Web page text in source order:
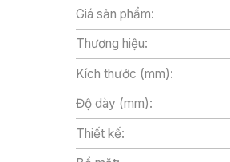
Giá sản phẩm:
Thương hiệu:
Kích thước (mm):
Độ dày (mm):
Thiết kế: